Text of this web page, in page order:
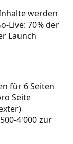
werden
Live: 70% der
Launch
für 6 Seiten
Seite
4'000 zur